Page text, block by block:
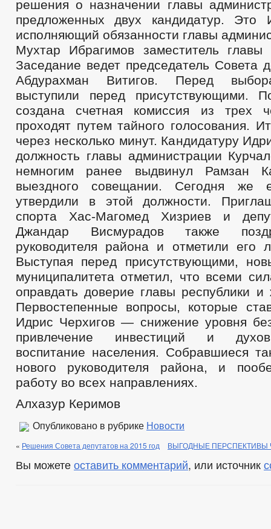
МЕТОДИЧЕСКИЕ МАТЕРИАЛЫ
ФОРМЫ ДОКУМЕНТОВ, СВЯЗАННЫХ
СВЕДЕНИЯ О ДОХОДАХ, РАСХОДАХ, ОБ ИМУЩЕСТВЕ И
КОМИССИЯ ПО СОБЛЮДЕНИЮ ТРЕБОВАНИЙ К СЛУЖЕБНОМУ
ОБРАТНАЯ СВЯЗЬ ДЛЯ СООБЩЕНИЙ О ФАКТАХ КОРРУПЦИИ
ПРАВОВЫЕ АКТЫ
УСТАВ ПЕРЕЧЕНЬ НПА, СОДЕРЖАЩИХ
ОЦЕНКА РЕГУЛИРУЮЩЕГО ВОЗДЕЙСТВИЯ
МУНИЦИПАЛЬНЫЕ НПА В СФЕРЕ ОРВ И ОФВ И ЭКСПЕРТИЗЫ
ПУБЛИЧНЫЕ КОНСУЛЬТАЦИИ
СВОДНЫЕ ОТЧЕТЫ ОБ ОРВ
ЭКСПЕРТНЫЕ ЗАКЛЮЧЕНИЯ ОБ ОРВ
ЭКСПЕРТНЫЕ
_
РЕШЕНИЯ
ПЕРСОНАЛЬНЫЕ ДАННЫЕ
ПРОЕКТЫ К
РАСПОРЯЖЕНИЯ АДМИНИСТРАЦИИ
ПОСТАНОВЛЕНИЯ
ПУБЛИЧНЫЕ СЛУШАНИЯ
ФЕДЕРАЛЬНЫЕ ЗАКОНЫ
БЮДЖЕТ
БЮДЖЕТ ПО ГОДАМ
ОТЧЕТ ОБ ИСПОЛНЕНИИ БЮДЖЕТА
МУНИЦИПАЛЬНЫЕ УСЛУГИ
ФОРМЫ ЗАЯВЛЕНИЙ ПО
НОРМАТИВНО-ПРАВОВЫЕ АКТЫ
ОБРАЩЕНИЕ К ГЛАВЕ
ИНТЕРНЕТ
ОБЗОРЫ ОБРАЩЕНИЙ ГРАЖДАН
ОТЧЕТ
ПОРЯДОК РАССМОТРЕНИЯ ОБРАЩЕНИЙ
решения о назначении главы
предложенных двух кандидатур. Это
исполняющий обязанности главы
Мухтар Ибрагимов заместитель главы
Заседание ведет председатель Совета
Абдурахман Витигов. Перед
выступили перед присутствующими.
создана счетная комиссия из трех
проходят путем тайного голосования.
через несколько минут. Кандидатуру
должность главы администрации
немногим ранее выдвинул Рамзан
выездного совещании. Сегодня же
утвердили в этой должности.
спорта Хас-Магомед Хизриев и
Джандар Висмурадов также
руководителя района и отметили его
Выступая перед присутствующими,
муниципалитета отметил, что всеми
оправдать доверие главы республики
Первостепенные вопросы, которые
Идрис Черхигов — снижение уровня
привлечение инвестиций и
воспитание населения. Собравшиеся
нового руководителя района, и
работу во всех направлениях.
Алхазур Керимов
Опубликовано в рубрике Новости
« Решения Совета депутатов на 2015 год ВЫГОДНЫЕ ПЕРСПЕКТИВЫ
Вы можете оставить комментарий, или источник